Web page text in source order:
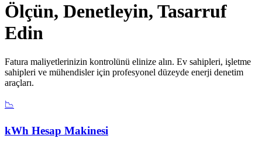
Ölçün, Denetleyin, Tasarruf
Edin
Fatura maliyetlerinizin kontrolünü elinize alın. Ev sahipleri, işletme
sahipleri ve mühendisler için profesyonel düzeyde enerji denetim
araçları.
📉
kWh Hesap Makinesi